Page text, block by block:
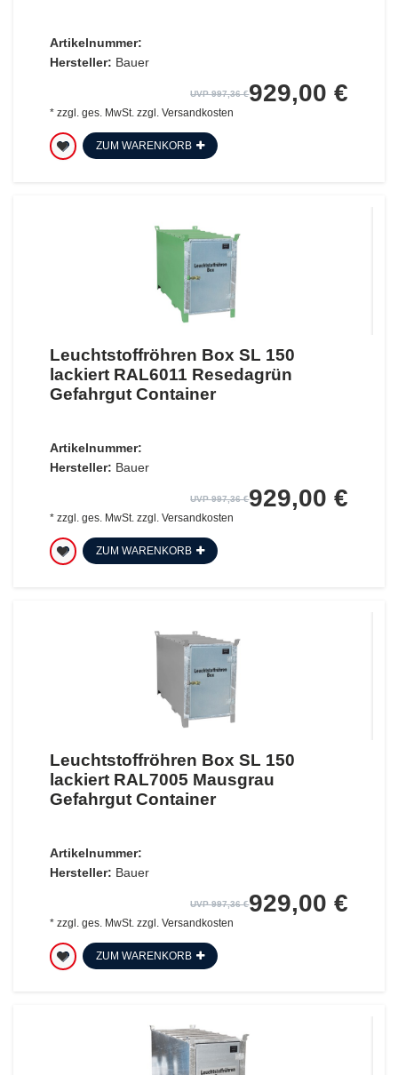
Artikelnummer:
Hersteller: Bauer
UVP 997,36 €929,00 €
* zzgl. ges. MwSt.zzgl. Versandkosten
ZUM WARENKORB
Leuchtstoffröhren Box SL 150
lackiert RAL6011 Resedagrün
Gefahrgut Container
Artikelnummer:
Hersteller: Bauer
UVP 997,36 €929,00 €
* zzgl. ges. MwSt.zzgl. Versandkosten
ZUM WARENKORB
Leuchtstoffröhren Box SL 150
lackiert RAL7005 Mausgrau
Gefahrgut Container
Artikelnummer:
Hersteller: Bauer
UVP 997,36 €929,00 €
* zzgl. ges. MwSt. zzgl. Versandkosten
ZUM WARENKORB